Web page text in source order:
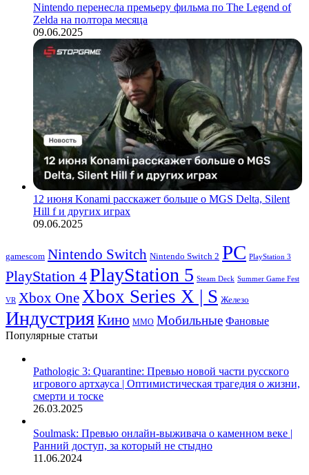
Nintendo перенесла премьеру фильма по The Legend of
Zelda на полтора месяца
09.06.2025
12 июня Konami расскажет больше о MGS Delta, Silent
Hill f и других играх
09.06.2025
gamescom Nintendo Switch Nintendo Switch 2 PC PlayStation 3
PlayStation 4PlayStation 5 Steam Deck Summer Game Fest
VR Xbox One Xbox Series X | S Железо
ИндустрияКино ММО Мобильные Фановые
Популярные статьи
Pathologic 3: Quarantine: Превью новой части русского
игрового артхауса | Оптимистическая трагедия о жизни,
смерти и тоске
26.03.2025
Soulmask: Превью онлайн-выживача о каменном веке |
Ранний доступ, за который не стыдно
11.06.2024